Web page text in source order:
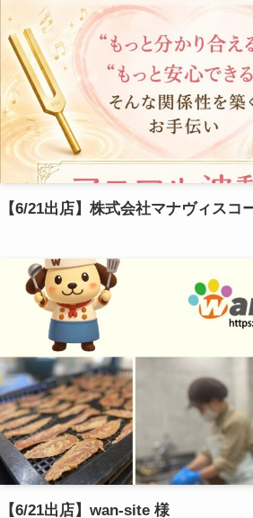
【6/21出店】株式会社マナヴィスコ
【6/21出店】wan-site 様